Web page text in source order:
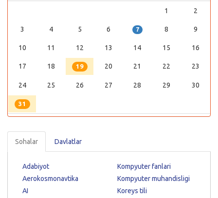
1
2
3 4 5 6 7 8 9
10 11 12 13 14 15 16
17 18 19 20 21 22 23
24 25 26 27 28 29 30
31
Sohalar Davlatlar
Adabiyot
Aerokosmonavtika
AI
Kompyuter fanlari
Kompyuter muhandisligi
Koreys tili